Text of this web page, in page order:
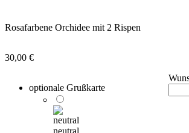
Rosafarbene Orchidee mit 2 Rispen
30,00 €
optionale Grußkarte
neutral